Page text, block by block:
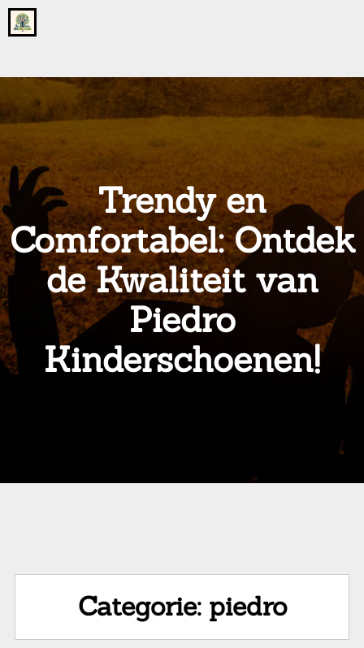
Go
to
page
onsgrotegezin.nl
Trendy en
Comfortabel: Ontdek
de Kwaliteit van
Piedro
Kinderschoenen!
Categorie: piedro